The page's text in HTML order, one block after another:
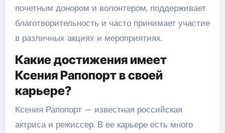
почетным донором и волонтером, поддерживает
благотворительность и часто принимает участие
в различных акциях и мероприятиях.
Какие достижения имеет
Ксения Рапопорт в своей
карьере?
Ксения Рапопорт — известная российская
актриса и режиссер. В ее карьере есть много